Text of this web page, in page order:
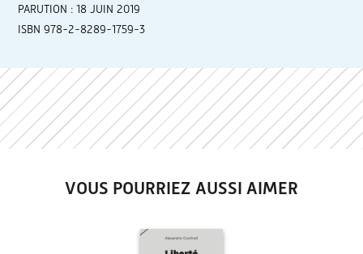
PARUTION : 18 JUIN 2019
ISBN 978-2-8289-1759-3
VOUS POURRIEZ AUSSI AIMER